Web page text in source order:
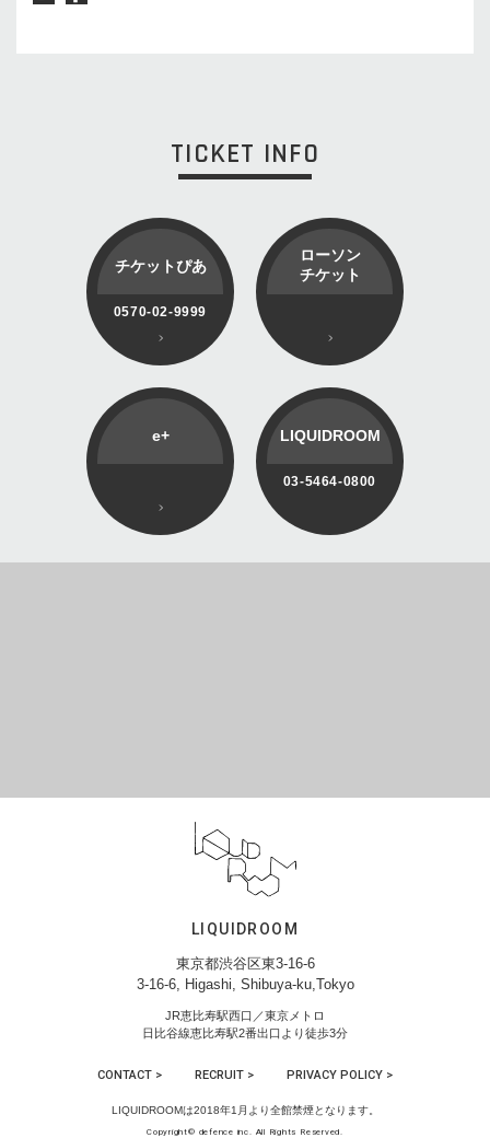
TICKET INFO
チケットぴあ
0570-02-9999
ローソン
チケット
e+ LIQUIDROOM
03-5464-0800
LIQUIDROOM
東京都渋谷区東3-16-6
3-16-6, Higashi, Shibuya-ku,Tokyo
JR恵比寿駅西口／東京メトロ
日比谷線恵比寿駅2番出口より徒歩3分
CONTACT > RECRUIT > PRIVACY POLICY >
LIQUIDROOMは2018年1月より全館禁煙となります。
Copyright© defence inc. All Rights Reserved.